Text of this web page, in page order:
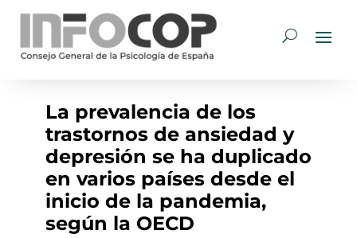
La prevalencia de los
trastornos de ansiedad y
depresión se ha duplicado
en varios países desde el
inicio de la pandemia,
según la OECD